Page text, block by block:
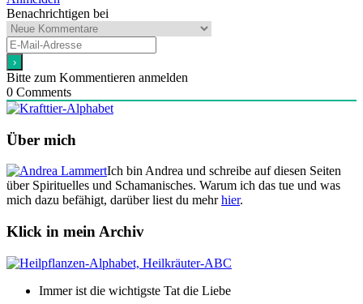
Benachrichtigen bei
Bitte zum Kommentieren anmelden
0 Comments
Über mich
Ich bin Andrea und schreibe auf diesen Seiten
über Spirituelles und Schamanisches. Warum ich das tue und was
mich dazu befähigt, darüber liest du mehrhier.
Klick in mein Archiv
Immer ist die wichtigste Tat die Liebe